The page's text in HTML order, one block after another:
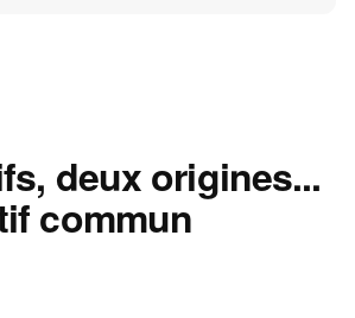
deux origines...
commun